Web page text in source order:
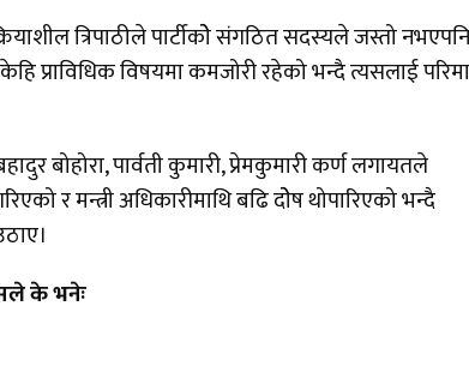
त्रिपाठीले पार्टीकोे संगठित सदस्यले जस्तो नभएपनि
प्राविधिक विषयमा कमजोरी रहेको भन्दै त्यसलाई
बोहोरा, पार्वती कुमारी, प्रेमकुमारी कर्ण लगायतले
र मन्त्री अधिकारीमाथि बढि दोेष थोपारिएको भन्दै
के भनेः